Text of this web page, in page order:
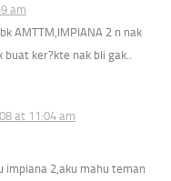
am
AMTTM,IMPIANA 2 n nak
buat ker?kte nak bli gak..
at 11:04 am
impiana 2,aku mahu teman